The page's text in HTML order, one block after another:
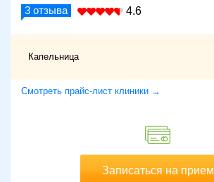
3 отзыва 4.6
Капельница
Смотреть прайс-лист клиники →
Записаться на прием